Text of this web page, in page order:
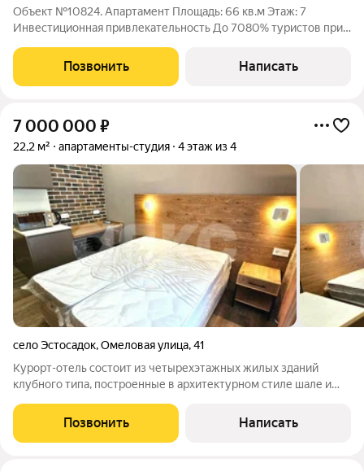
Объект №10824. Апартамент Площадь: 66 кв.м Этаж: 7
Инвестиционная привлекательность До 7080% туристов при
доступности от моря, что обеспечивает максимальный спрос
на аренду. Преимущества: Доход от
Позвонить Написать
7 000 000 ₽
22,2 м² апартаменты-студия 4 этаж из 4
село Эстосадок,Омеловая улица,41
Курорт-отель состоит из четырехэтажных жилых зданий
клубного типа, построенные в архитектурном стиле шале и
просторной придомовой территории оборудованы не только
парковочные места для автомобилей, но и
Позвонить Написать